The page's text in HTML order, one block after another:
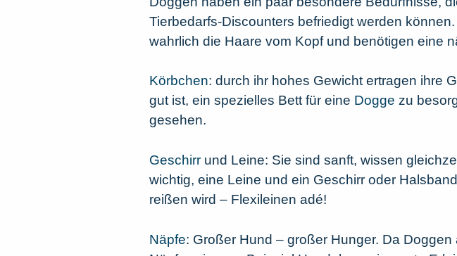
Tierbedarfs-Discounters befriedigt werden
wahrlich die Haare vom Kopf und benötigen eine
Körbchen: durch ihr hohes Gewicht ertragen ihre
gut ist, ein spezielles Bett für eine Dogge zu
gesehen.
Geschirr und Leine: Sie sind sanft, wissen
wichtig, eine Leine und ein Geschirr oder
reißen wird – Flexileinen adé!
Näpfe: Großer Hund – großer Hunger. Da